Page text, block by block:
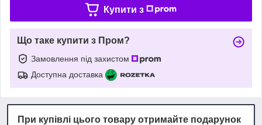
Купити з
Що таке купити з Пром?
Замовлення під захистом
Доступна доставка
При купівлі цього товару отримайте подарунок